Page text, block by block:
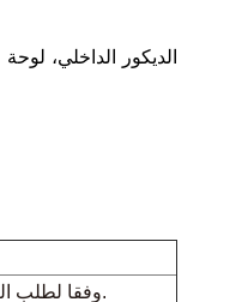
الديكور الداخلي،
وفقا لطلب11.8 م.